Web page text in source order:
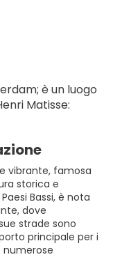
è un luogo
Matisse:
vibrante, famosa
storica e
Bassi, è nota
dove
strade sono
principale per i
numerose